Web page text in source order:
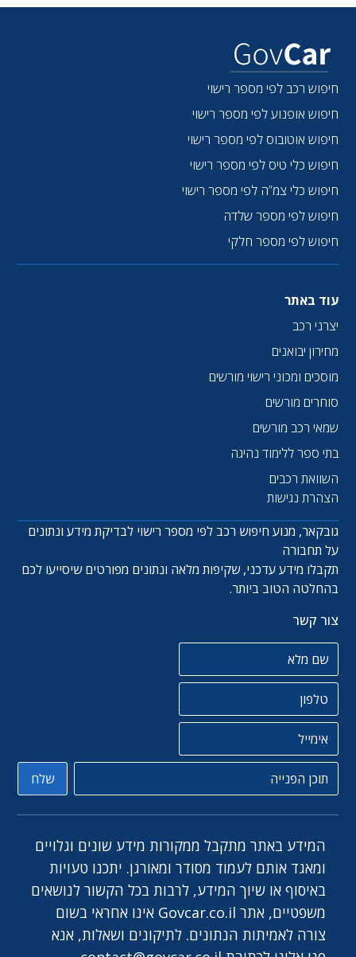
חיפוש רכב לפי מספר רישוי
חיפוש אופנוע לפי מספר רישוי
חיפוש אוטובוס לפי מספר רישוי
חיפוש כלי טיס לפי מספר רישוי
חיפוש כלי צמ”ה לפי מספר רישוי
חיפוש לפי מספר שלדה
חיפוש לפי מספר חלקי
עוד באתר
יצרני רכב
מחירון יבואנים
מוסכים ומכוני רישוי מורשים
סוחרים מורשים
שמאי רכב מורשים
בתי ספר ללימוד נהיגה
השוואת רכבים
הצהרת נגישות
גובקאר, מנוע חיפוש רכב לפי מספר רישוי לבדיקת מידע ונתונים
על תחבורה
תקבלו מידע עדכני, שקיפות מלאה ונתונים מפורטים שיסייעו לכם
בהחלטה הטוב ביותר.
צור קשר
טלפון
שלח
המידע באתר מתקבל ממקורות מידע שונים וגלויים
ומאגד אותם לעמוד מסודר ומאורגן. יתכנו טעויות
באיסוף או שיוך המידע, לרבות בכל הקשור לנושאים
משפטיים, אתר Govcar.co.il אינו אחראי בשום
צורה לאמיתות הנתונים. לתיקונים ושאלות, אנא